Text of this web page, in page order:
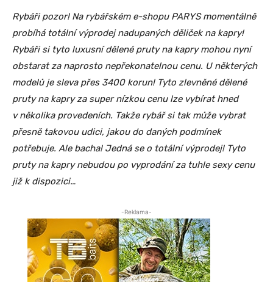
Rybáři pozor! Na rybářském e-shopu PARYS momentálně
probíhá totální výprodej nadupaných děliček na kapry!
Rybáři si tyto luxusní dělené pruty na kapry mohou nyní
obstarat za naprosto nepřekonatelnou cenu. U některých
modelů je sleva přes 3400 korun! Tyto zlevněné dělené
pruty na kapry za super nízkou cenu lze vybírat hned
v několika provedeních. Takže rybář si tak může vybrat
přesně takovou udici, jakou do daných podmínek
potřebuje. Ale bacha! Jedná se o totální výprodej! Tyto
pruty na kapry nebudou po vyprodání za tuhle sexy cenu
již k dispozici…
-Reklama-